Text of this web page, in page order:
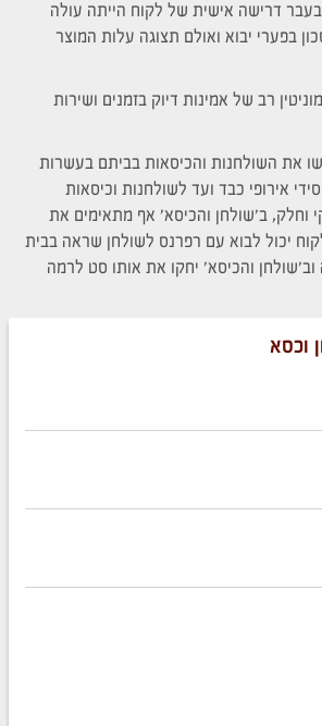
דרישה אישית של לקוח הייתה עולה
בפערי יבוא ואולם תצוגה עלות המוצר
רב של אמינות דיוק בזמנים ושירות
את השולחנות והכיסאות בביתם בעשרות
אירופי כבד ועד לשולחנות וכיסאות
וחלק, ב'שולחן והכיסא' אף מתאימים את
יכול לבוא עם רפרנס לשולחן שראה בבית
והכיסא' יחקו את אותו סט לרמה
וכסא